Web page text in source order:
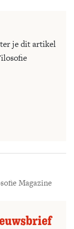
je dit artikel
Magazine